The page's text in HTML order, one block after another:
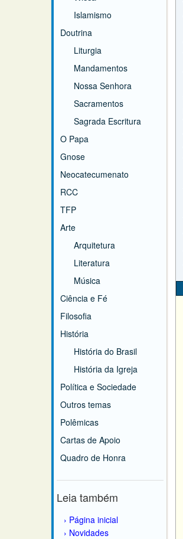
Islamismo
Doutrina
Liturgia
Mandamentos
Nossa Senhora
Sacramentos
Sagrada Escritura
O Papa
Gnose
Neocatecumenato
RCC
TFP
Arte
Arquitetura
Literatura
Música
Ciência e Fé
Filosofia
História
História do Brasil
História da Igreja
Política e Sociedade
Outros temas
Polêmicas
Cartas de Apoio
Quadro de Honra
Leia também
Página inicial
Novidades